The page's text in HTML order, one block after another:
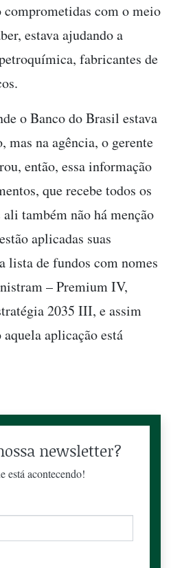
comprometidas com o meio
estava ajudando a
fabricantes de
o Banco do Brasil estava
mas na agência, o gerente
então, essa informação
que recebe todos os
também não há menção
aplicadas suas
lista de fundos com nomes
–Premium IV,
2035 III, e assim
aquela aplicação está
newsletter?
está acontecendo!